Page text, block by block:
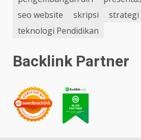
seo website
skripsi strategi
teknologi Pendidikan
Backlink Partner